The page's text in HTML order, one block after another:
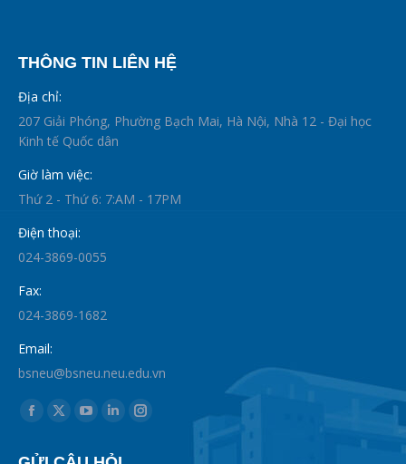
THÔNG TIN LIÊN HỆ
Địa chỉ:
207 Giải Phóng, Phường Bạch Mai, Hà Nội, Nhà 12 - Đại học
Kinh tế Quốc dân
Giờ làm việc:
Thứ 2 - Thứ 6: 7:AM - 17PM
Điện thoại:
024-3869-0055
Fax:
024-3869-1682
Email:
bsneu@bsneu.neu.edu.vn
Find us on:
Facebook
X
YouTube
LinkedinInstagram